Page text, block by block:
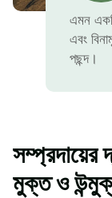
এমন
এবং
পছন্দ।
সম্প্রদায়ের
মুক্ত ও